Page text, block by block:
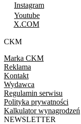
Instagram
Youtube
X.COM
CKM
Marka CKM
Reklama
Kontakt
Wydawca
Regulamin serwisu
Polityka prywatności
Kalkulator wynagrodzeń
NEWSLETTER